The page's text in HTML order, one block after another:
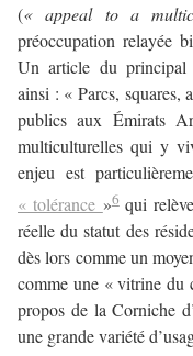
(« appeal to a
préoccupation relayée
Un article du principal
ainsi : « Parcs, squares,
publics aux Émirats
multiculturelles qui y
enjeu est
« tolérance »6qui
réelle du statut des
dès lors comme un
comme une « vitrine du
propos de la Corniche
une grande variété